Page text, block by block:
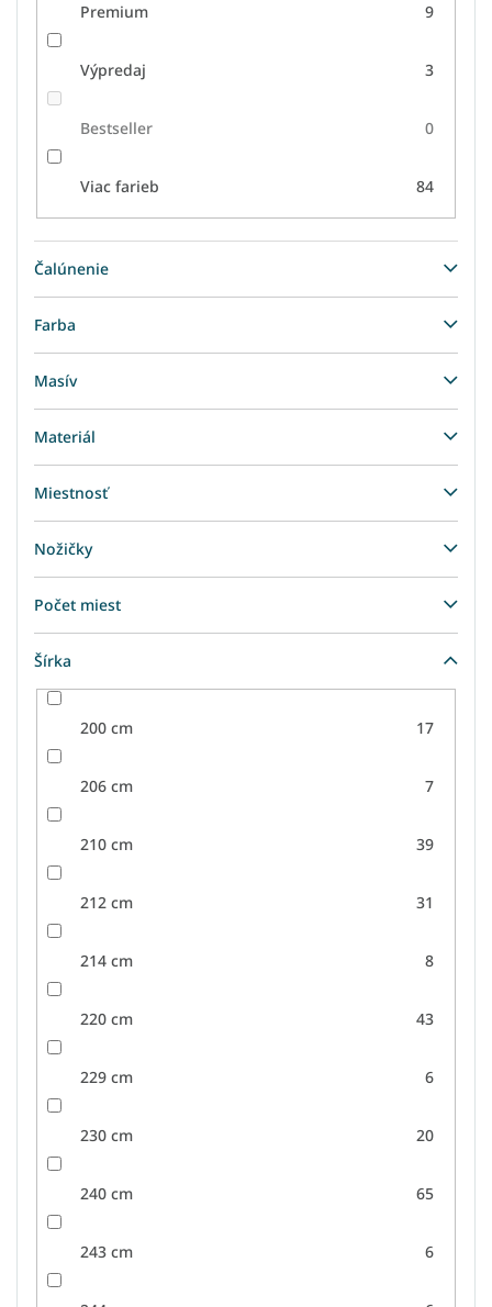
Premium 9
Výpredaj 3
Bestseller 0
Viac farieb 84
Čalúnenie
Farba
Masív
Materiál
Miestnosť
Nožičky
Počet miest
Šírka
200 cm 17
206 cm 7
210 cm 39
212 cm 31
214 cm 8
220 cm 43
229 cm 6
230 cm 20
240 cm 65
243 cm 6